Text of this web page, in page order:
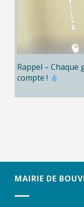
Rappel – Chaque
compte !
MAIRIE DE